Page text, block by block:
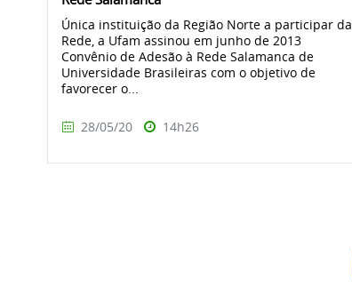
Única instituição da Região Norte a participar da
Rede, a Ufam assinou em junho de 2013
Convênio de Adesão à Rede Salamanca de
Universidade Brasileiras com o objetivo de
favorecer o...
28/05/20 14h26